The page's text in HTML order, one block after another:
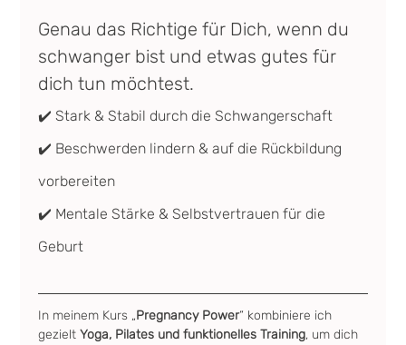
Genau das Richtige für Dich, wenn du
schwanger bist und etwas gutes für
dich tun möchtest.
✔️ Stark & Stabil durch die Schwangerschaft
✔️ Beschwerden lindern & auf die Rückbildung
vorbereiten
✔️ Mentale Stärke & Selbstvertrauen für die
Geburt
In meinem Kurs „Pregnancy Power“ kombiniere ich
gezielt Yoga, Pilates und funktionelles Training, um dich